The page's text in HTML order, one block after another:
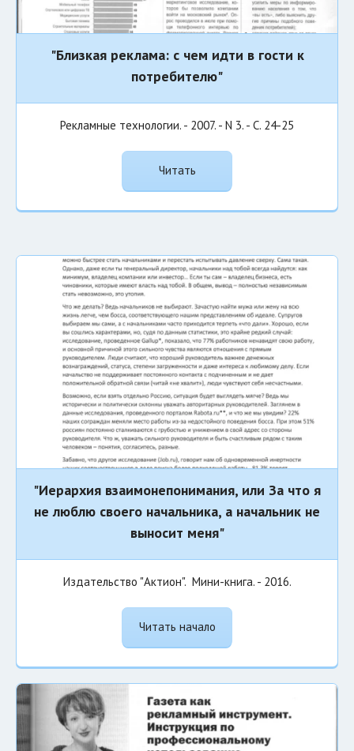
"Близкая реклама: с чем идти в гости к
потребителю"
Рекламные технологии. - 2007. - N 3. - С. 24-25
Читать
"Иерархия взаимонепонимания, или За что я
не люблю своего начальника, а начальник не
выносит меня"
Издательство "Актион". Мини-книга. - 2016.
Читать начало